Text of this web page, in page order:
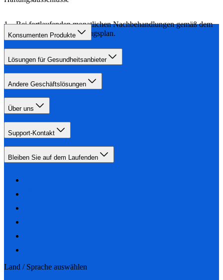
Bei fortlaufenden monatlichen Nachbehandlungen gemäß dem
empfohlenen Behandlungsplan.
Konsumenten Produkte
Lösungen für Gesundheitsanbieter
Andere Geschäftslösungen
Über uns
Support-Kontakt
Bleiben Sie auf dem Laufenden
Land / Sprache auswählen